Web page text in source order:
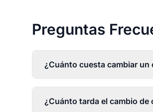
Preguntas
¿Cuánto cuesta cambiar
¿Cuánto tarda el cambio de